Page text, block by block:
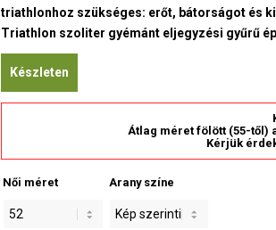
triathlonhoz szükséges: erőt, bátorságot és
Triathlon szoliter gyémánt eljegyzési gyűrű
Készleten
Átlag méret fölött (55-től)
Kérjük
Női méret Arany színe